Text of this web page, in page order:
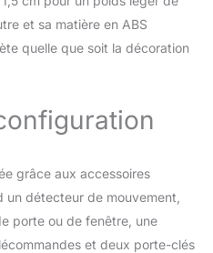
sabotage ; Notification
au téléphone
de langue ou
par
4 à 6h (voir la
des
L'alarme est
et sa matière en ABS
quelle que soit la décoration
grâce aux accessoires
détecteur de mouvement,
porte ou de fenêtre, une
et deux porte-clés